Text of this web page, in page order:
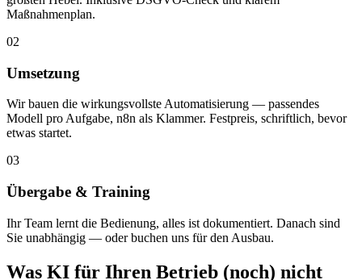
Maßnahmenplan.
02
Umsetzung
Wir bauen die wirkungsvollste Automatisierung — passendes
Modell pro Aufgabe, n8n als Klammer. Festpreis, schriftlich, bevor
etwas startet.
03
Übergabe & Training
Ihr Team lernt die Bedienung, alles ist dokumentiert. Danach sind
Sie unabhängig — oder buchen uns für den Ausbau.
Was KI für Ihren Betrieb (noch) nicht